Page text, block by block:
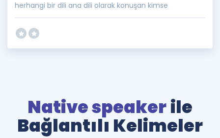
herhangi bir dili ana dili olarak konuşan kimse
Native speakerile
Bağlantılı Kelimeler